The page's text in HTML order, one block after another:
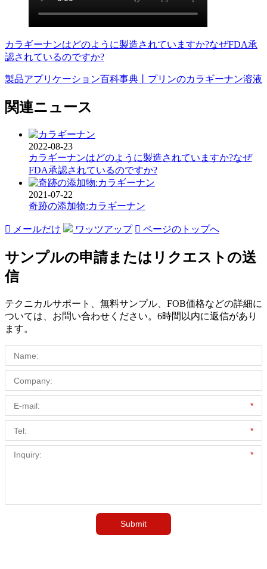
カラギーナンはどのように製造されていますか?なぜFDA承
認されているのですか?
製品アプリケーション百科事典丨プリンのカラギーナン溶液
関連ニュース
2022-08-23
カラギーナンはどのように製造されていますか?なぜ
FDA承認されているのですか?
2021-07-22
奇跡の添加物:カラギーナン
 メールだけ ワッツアップ  ページのトップへ
サンプルの申請またはリクエストの送
信
テクニカルサポート、無料サンプル、FOB価格などの詳細に
ついては、お問い合わせください。6時間以内に返信があり
ます。